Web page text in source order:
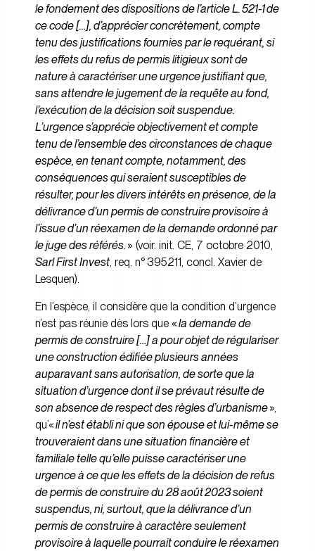
le fondement des dispositions de l’article L. 521-1 de
ce code […], d’apprécier concrètement, compte
tenu des justifications fournies par le requérant, si
les effets du refus de permis litigieux sont de
nature à caractériser une urgence justifiant que,
sans attendre le jugement de la requête au fond,
l’exécution de la décision soit suspendue.
L’urgence s’apprécie objectivement et compte
tenu de l’ensemble des circonstances de chaque
espèce, en tenant compte, notamment, des
conséquences qui seraient susceptibles de
résulter, pour les divers intérêts en présence, de la
délivrance d’un permis de construire provisoire à
l’issue d’un réexamen de la demande ordonné par
le juge des référés. » (voir. init. CE, 7 octobre 2010,
Sarl First Invest, req. n° 395211, concl. Xavier de
Lesquen).
En l’espèce, il considère que la condition d’urgence
n’est pas réunie dès lors que «la demande de
permis de construire […] a pour objet de régulariser
une construction édifiée plusieurs années
auparavant sans autorisation, de sorte que la
situation d’urgence dont il se prévaut résulte de
son absence de respect des règles d’urbanisme»,
qu’«il n’est établi ni que son épouse et lui-même se
trouveraient dans une situation financière et
familiale telle qu’elle puisse caractériser une
urgence à ce que les effets de la décision de refus
de permis de construire du 28 août 2023 soient
suspendus, ni, surtout, que la délivrance d’un
permis de construire à caractère seulement
provisoire à laquelle pourrait conduire le réexamen